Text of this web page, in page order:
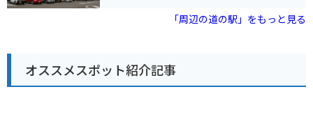
ています。また、レストランでは、富山名物の氷見うど
んや白エビを使った料理などが楽しめます。 バイクで訪
ているので、休憩場所としても最適です。 周辺には、国
宝 瑞龍寺や高岡大仏など、歴史的な観光スポットも点在
しています。少し足を延ばせば、日本海側最大級の水族
「周辺の道の駅」をもっと見る
オススメスポット紹介記事